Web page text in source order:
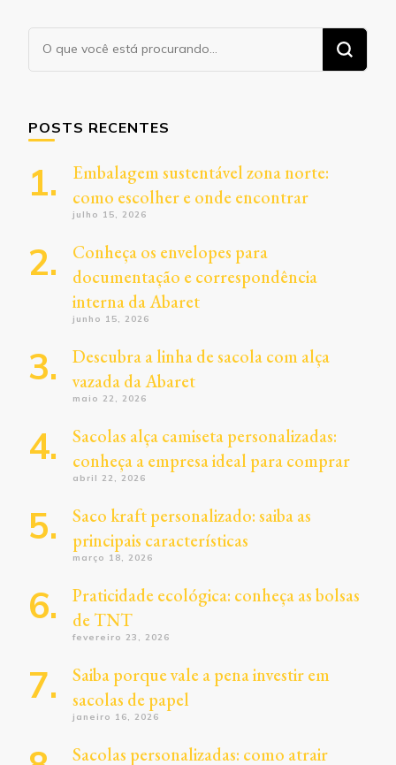
Procurando
algo?
POSTS RECENTES
Embalagem sustentável zona norte:
como escolher e onde encontrar
julho 15, 2026
Conheça os envelopes para
documentação e correspondência
interna da Abaret
junho 15, 2026
Descubra a linha de sacola com alça
vazada da Abaret
maio 22, 2026
Sacolas alça camiseta personalizadas:
conheça a empresa ideal para comprar
abril 22, 2026
Saco kraft personalizado: saiba as
principais características
março 18, 2026
Praticidade ecológica: conheça as bolsas
de TNT
fevereiro 23, 2026
Saiba porque vale a pena investir em
sacolas de papel
janeiro 16, 2026
Sacolas personalizadas: como atrair